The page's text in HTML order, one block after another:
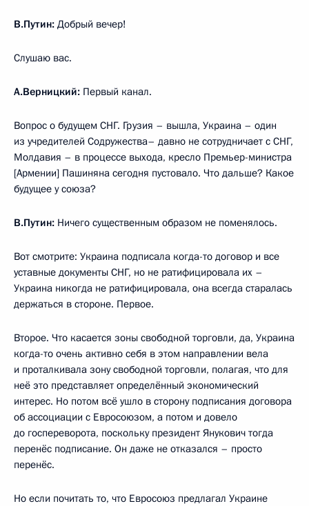
В.Путин: Добрый вечер!
Слушаю вас.
А.Верницкий: Первый канал.
Вопрос о будущем СНГ. Грузия – вышла, Украина – один
из учредителей Содружества– давно не сотрудничает с СНГ,
Молдавия – в процессе выхода, кресло Премьер-министра
[Армении] Пашиняна сегодня пустовало. Что дальше? Какое
будущее у союза?
В.Путин: Ничего существенным образом не поменялось.
Вот смотрите: Украина подписала когда-то договор и все
уставные документы СНГ, но не ратифицировала их –
Украина никогда не ратифицировала, она всегда старалась
держаться в стороне. Первое.
Второе. Что касается зоны свободной торговли, да, Украина
когда-то очень активно себя в этом направлении вела
и проталкивала зону свободной торговли, полагая, что для
неё это представляет определённый экономический
интерес. Но потом всё ушло в сторону подписания договора
об ассоциации с Евросоюзом, а потом и довело
до госпереворота, поскольку президент Янукович тогда
перенёс подписание. Он даже не отказался – просто
перенёс.
Но если почитать то, что Евросоюз предлагал Украине